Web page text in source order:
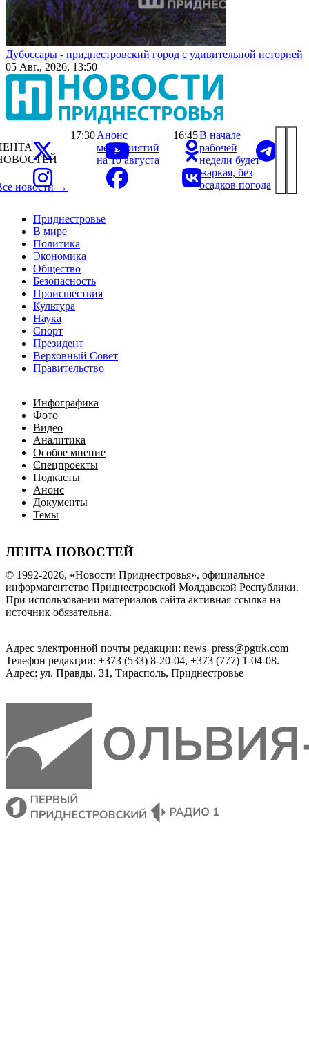
Дубоссары - приднестровский город с удивительной историей
05 Авг., 2026, 13:50
Приднестровье
В мире
Политика
Экономика
Общество
Безопасность
Происшествия
Культура
Наука
Спорт
Президент
Верховный Совет
Правительство
Инфографика
Фото
Видео
Аналитика
Особое мнение
Спецпроекты
Подкасты
Анонс
Документы
Темы
ЛЕНТА НОВОСТЕЙ
новости →
17:30Анонс
мероприятий
на 10 августа
16:45В начале
рабочей
недели будет
жаркая, без
осадков погода
© 1992-2026, «Новости Приднестровья», официальное
информагентство Приднестровской Молдавской Республики.
При использовании материалов сайта активная ссылка на
источник обязательна.
Адрес электронной почты редакции: news_press@pgtrk.com
Телефон редакции: +373 (533) 8-20-04, +373 (777) 1-04-08.
Адрес: ул. Правды, 31, Тирасполь, Приднестровье